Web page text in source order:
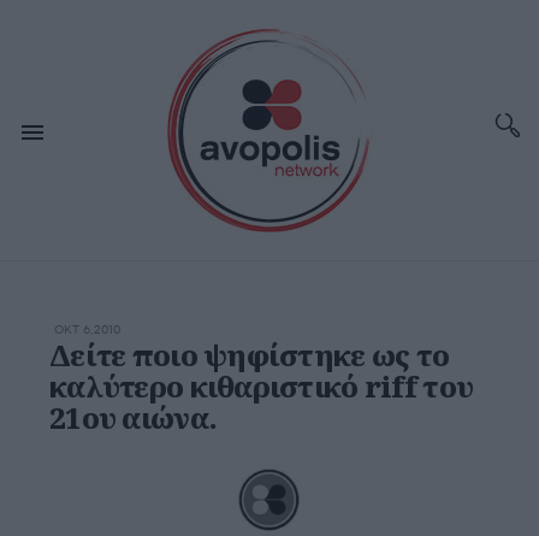
ΟΚΤ 6,2010
Δείτε ποιο ψηφίστηκε ως το
καλύτερο κιθαριστικό riff του
21ου αιώνα.